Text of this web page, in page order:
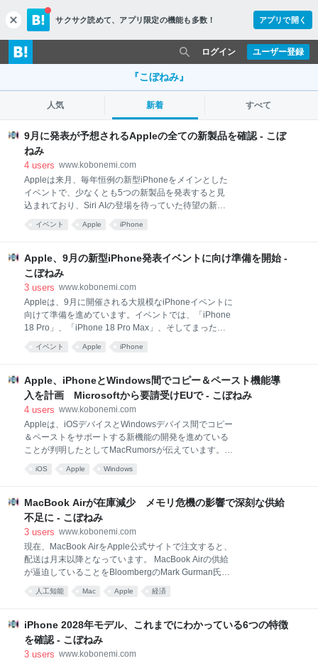
c
l
o
s
サクサク読めて、 アプリ限定の機能も多数！ アプリで開く
ユーザー登録
ログイン
『こぼねみ』
人気 新着 すべて
9月に発表が予想されるAppleの全ての新製品を確認 - こぼ
ねみ
4 users www.kobonemi.com
Appleは来月、毎年恒例の新型iPhoneをメインとした
イベントで、少なくとも5つの新製品を発表すると見
込まれており、Siri AIの登場を待っていた待望の新製
数の新製品をMacRumorsがまとめています。 iPhone
Watch Series 12 Apple Watch Ultra 4 その他の新製品
AirPods Pro ホームハブ Apple TV 4K HomePod mini
HomePod スマートホームカメラ 発売されない製品 予
2025 iPhone 18 Pro 噂によると、「iPhone 18 Pro」
はiPhone 17 Proと非常にかなり近いものの、D
イベント Apple iPhone
Apple、9月の新型iPhone発表イベントに向け準備を開始 -
こぼねみ
3 users www.kobonemi.com
Appleは、9月に開催される大規模なiPhoneイベントに
向けて準備を進めています。イベントでは、「iPhone
18 Pro」、「iPhone 18 Pro Max」、そしてまったく
ます。 新しいiPhoneのイメージ：MacRumorsイベン
されるメディア向けイベントのスタッフとして参加を
希望する米国の小売店舗従業員を対象に、「Event
Support Experience Program」の抽選を実施していま
列の整理、来場者の受付、案内、参加者への挨拶、警
備チームのサポートを行わせる予定です。 従業員に
は、iPhoneイベントが9月前半に開催されると伝えら
れましたが、Appleはこれ以上の具体的な情報につい
イベント Apple iPhone
Apple、iPhoneとWindows間でコピー＆ペースト機能導
入を計画 Microsoftから要請受けEUで - こぼねみ
4 users www.kobonemi.com
Appleは、iOSデバイスとWindowsデバイス間でコピー
＆ペーストをサポートする新機能の開発を進めている
ことが判明したとしてMacRumorsが伝えています。
クリップボードMicrosoftは、Appleがデジタル市場法
した、開発者向けのEU相互運用性リクエストシステム
を通じて、この機能の実装を要請しました。Appleは3
月からこの要請の評価を開始し、6月26日にプロジェ
活用方法について次のように説明しています。 iPhone
でテキストやその他の対応コンテンツをコピーし、
Windows PCに直接貼り付けることが可能に。同様に
WindowsからiPhoneへもコピペ可能に アプリを前面
iOS Apple Windows
MacBook Airが在庫減少 メモリ危機の影響で深刻な供給
不足に - こぼねみ
3 users www.kobonemi.com
現在、MacBook AirをApple公式サイトで注文すると、
配送は月末以降となっています。 MacBook Airの供給
が逼迫していることをBloombergのMark Gurman氏が
報告しています。 MacBook Air全米各地で進められて
いるAIデータセンターの建設は、家電機器業界全体に
DRAMに対する新たな大量購入需要により、サプライ
チェーン全体が変化し、コンシューマー向けのメモリ
やストレージを入手することが極めて困難になってい
人工知能 Mac Apple 経済
iPhone 2028年モデル、これまでにわかっている6つの特徴
を確認 - こぼねみ
3 users www.kobonemi.com